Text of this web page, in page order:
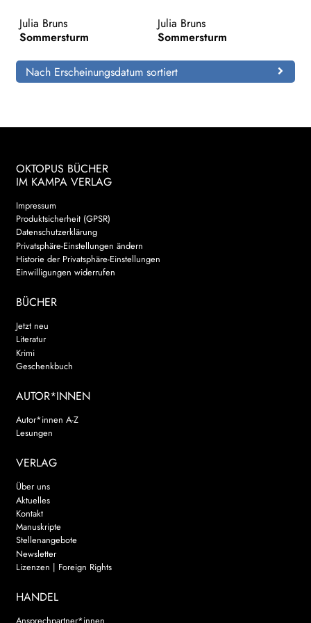
Julia Bruns
Sommersturm
Julia Bruns
Sommersturm
Nach Erscheinungsdatum sortiert
OKTOPUS BÜCHER
IM KAMPA VERLAG
Impressum
Produktsicherheit (GPSR)
Datenschutzerklärung
Privatsphäre-Einstellungen ändern
Historie der Privatsphäre-Einstellungen
Einwilligungen widerrufen
BÜCHER
Jetzt neu
Literatur
Krimi
Geschenkbuch
AUTOR*INNEN
Autor*innen A-Z
Lesungen
VERLAG
Über uns
Aktuelles
Kontakt
Manuskripte
Stellenangebote
Newsletter
Lizenzen | Foreign Rights
HANDEL